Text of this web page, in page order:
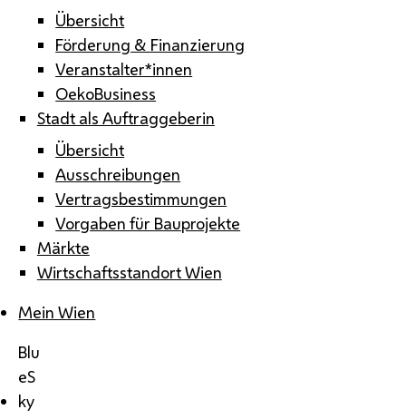
Übersicht
Förderung & Finanzierung
Veranstalter*innen
OekoBusiness
Stadt als Auftraggeberin
Übersicht
Ausschreibungen
Vertragsbestimmungen
Vorgaben für Bauprojekte
Märkte
Wirtschaftsstandort Wien
Mein Wien
Blu
eS
ky